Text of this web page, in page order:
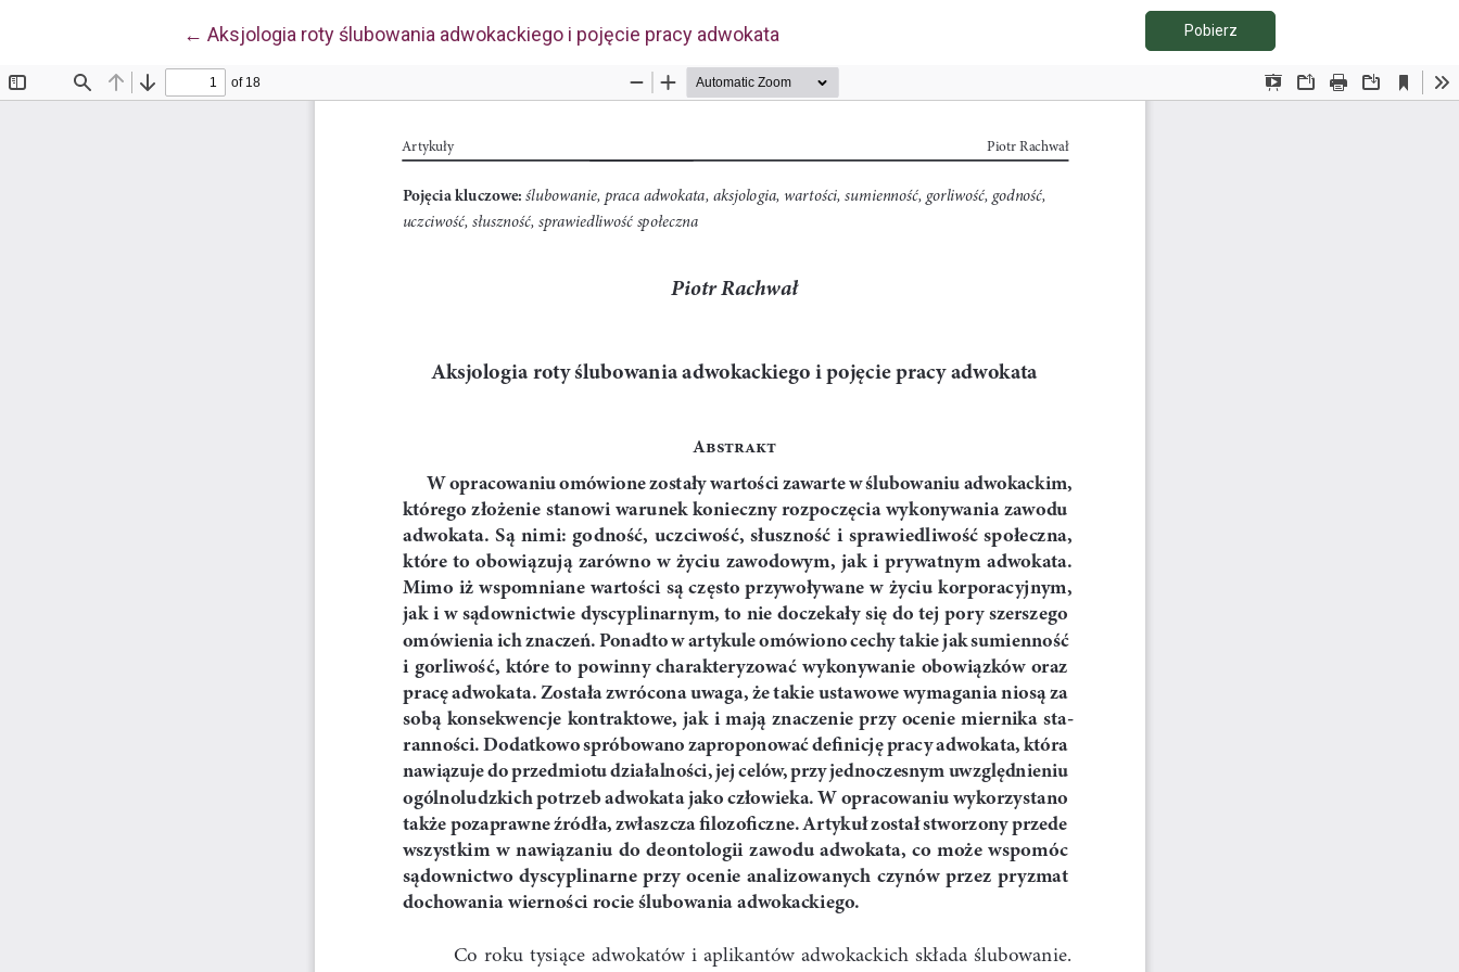
← Wróć do szczegółów artykułu
Aksjologia roty ślubowania adwokackiego i pojęcie pracy adwokata PobierzPobierz PDF